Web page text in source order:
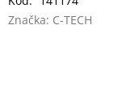
Značka: C-TECH